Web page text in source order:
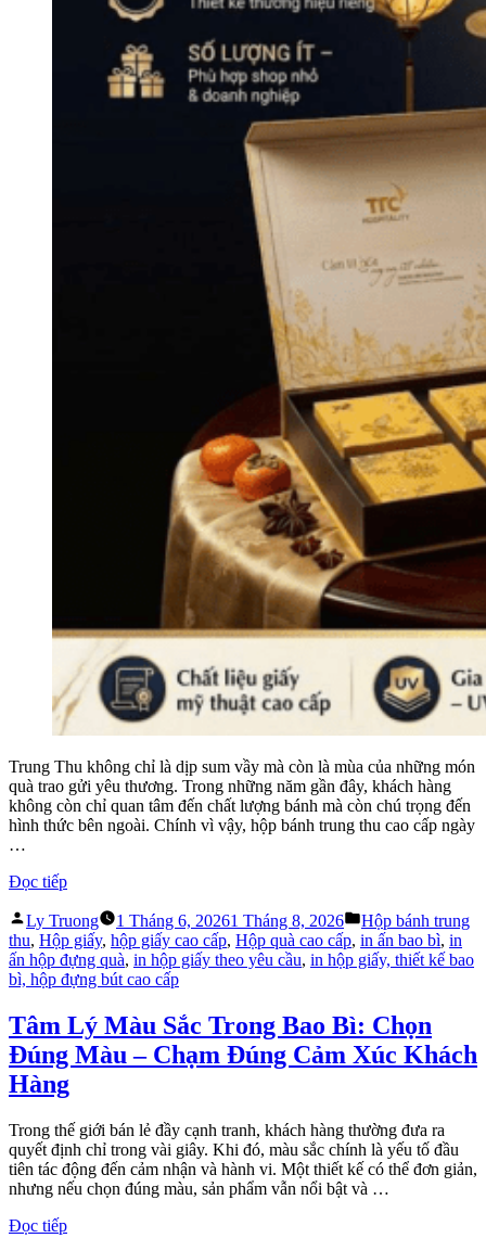
Trung Thu không chỉ là dịp sum vầy mà còn là mùa của những món
quà trao gửi yêu thương. Trong những năm gần đây, khách hàng
không còn chỉ quan tâm đến chất lượng bánh mà còn chú trọng đến
hình thức bên ngoài. Chính vì vậy, hộp bánh trung thu cao cấp ngày
…
Đọc tiếp“HỘP
TRUNG
THU
CAO
CẤP
GROUND
–
KHI
BAO
BÌ
THÀNH
MỘT
PHẦN
CỦA
QUÀ”
Đăng
bởi
Ly Truong 1 Tháng 6, 20261 Tháng 8, 2026
Đăng
trong
Hộp bánh trung
thu, Hộp giấy, hộp giấy cao cấp, Hộp quà cao cấp, in ấn bao bì, in
ấn hộp đựng quà, in hộp giấy theo yêu cầu, in hộp giấy, thiết kế bao
bì, hộp đựng bút cao cấp
Tâm Lý Màu Sắc Trong Bao Bì: Chọn
Đúng Màu – Chạm Đúng Cảm Xúc Khách
Hàng
Trong thế giới bán lẻ đầy cạnh tranh, khách hàng thường đưa ra
quyết định chỉ trong vài giây. Khi đó, màu sắc chính là yếu tố đầu
tiên tác động đến cảm nhận và hành vi. Một thiết kế có thể đơn giản,
nhưng nếu chọn đúng màu, sản phẩm vẫn nổi bật và …
Đọc tiếp“Tâm